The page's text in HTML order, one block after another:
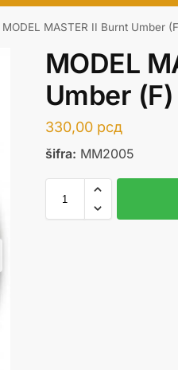
MODEL MASTER II Burnt Umber
MODEL
Umber (F)
330,00 рсд
šifra: MM2005